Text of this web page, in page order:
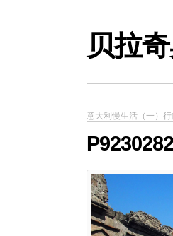
贝拉
意大利慢生活（一）
P9230282